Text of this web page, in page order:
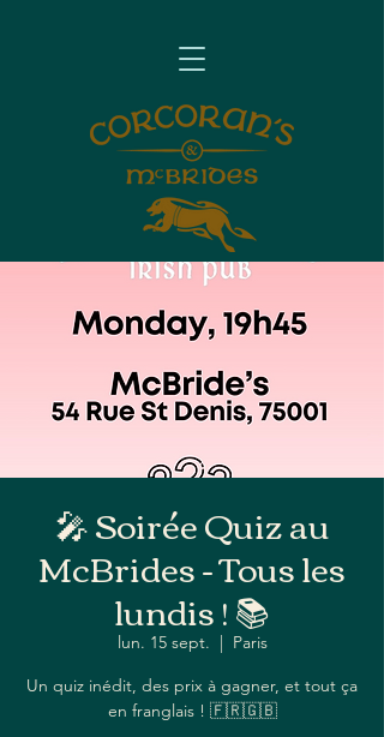
🎤 Soirée Quiz au
McBrides - Tous les
lundis ! 📚
lun. 15 sept.
  |
Paris
Un quiz inédit, des prix à gagner, et tout ça
en franglais ! 🇫🇷🇬🇧